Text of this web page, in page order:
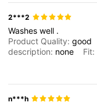
2***2
Washeswell .
Product Quality:good
description: none Fit:
n***h